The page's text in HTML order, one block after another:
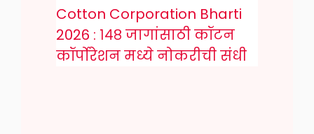
Cotton Corporation Bharti
2026 : १४८ जागांसाठी कॉटन
कॉर्पोरेशन मध्ये नोकरीची संधी